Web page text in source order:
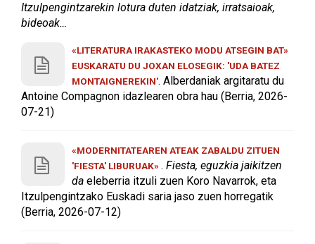
Itzulpengintzarekin lotura duten idatziak, irratsaioak,
bideoak…
«LITERATURA IRAKASTEKO MODU ATSEGIN BAT»
EUSKARATU DU JOXAN ELOSEGIK: 'UDA BATEZ
MONTAIGNEREKIN'. Alberdaniak argitaratu du
Antoine Compagnon idazlearen obra hau (Berria, 2026-
07-21)
«MODERNITATEAREN ATEAK ZABALDU ZITUEN
'FIESTA' LIBURUAK». Fiesta, eguzkia jaikitzen
da eleberria itzuli zuen Koro Navarrok, eta
Itzulpengintzako Euskadi saria jaso zuen horregatik
(Berria, 2026-07-12)